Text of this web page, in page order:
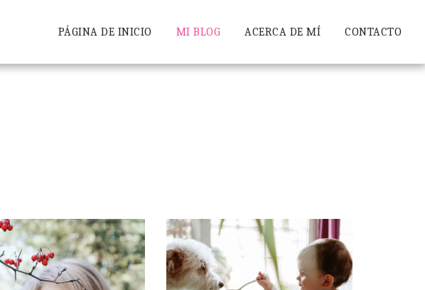
PÁGINA DE INICIO MI BLOG ACERCA DE MÍ CONTACTO